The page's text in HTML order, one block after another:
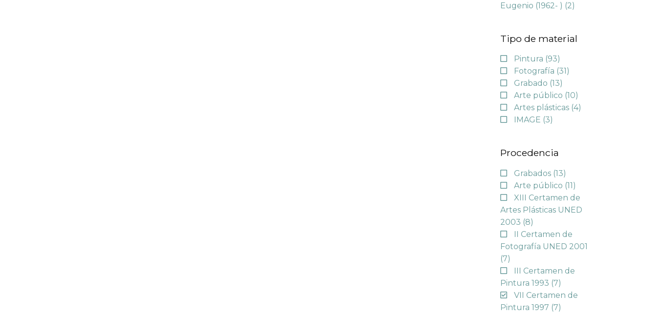
Eugenio (1962- ) (2)
Tipo de material
Pintura (93)
Fotografía (31)
Grabado (13)
Arte público (10)
Artes plásticas (4)
IMAGE (3)
Procedencia
Grabados (13)
Arte público (11)
XIII Certamen de
Artes Plásticas UNED
2003 (8)
II Certamen de
Fotografía UNED 2001
(7)
III Certamen de
Pintura 1993 (7)
VII Certamen de
Pintura 1997 (7)